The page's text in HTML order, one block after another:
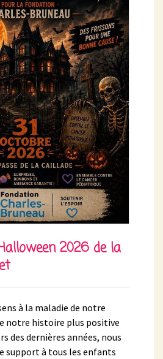
2026 de la
à la maladie de notre
notre histoire plus positive
des dernières années, nous
support à tous les enfants